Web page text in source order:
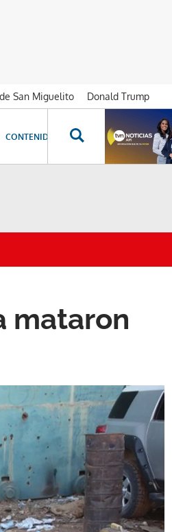
San Miguelito
Donald Trump
CONTENIDOS ESPECIALES NOVELAS
mataron